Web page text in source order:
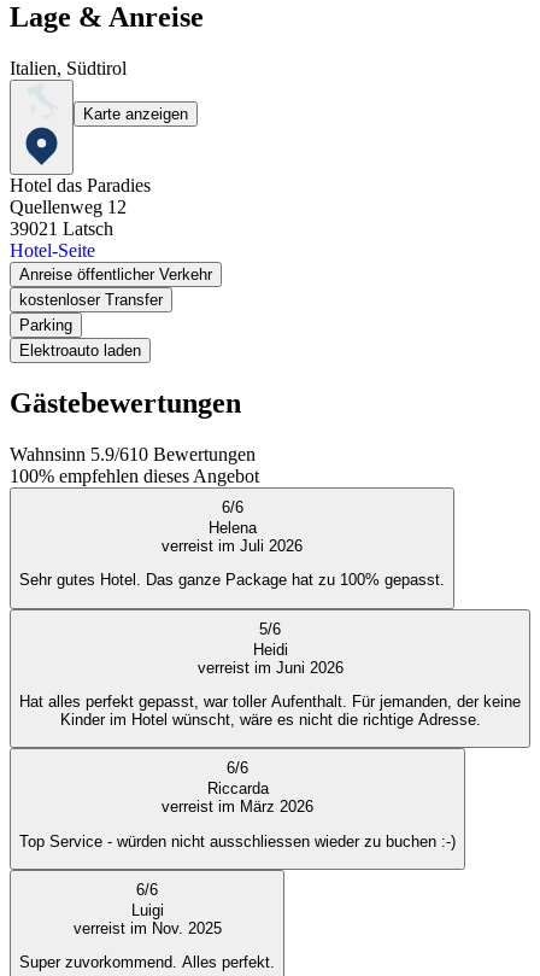
Lage & Anreise
Italien, Südtirol
Karte anzeigen
Hotel das Paradies
Quellenweg 12
39021 Latsch
Hotel-Seite
Anreise öffentlicher Verkehr
kostenloser Transfer
Parking
Elektroauto laden
Gästebewertungen
Wahnsinn 5.9/610 Bewertungen
100% empfehlen dieses Angebot
6/6
Helena
verreist im Juli 2026
Sehr gutes Hotel. Das ganze Package hat zu 100% gepasst.
5/6
Heidi
verreist im Juni 2026
Hat alles perfekt gepasst, war toller Aufenthalt. Für jemanden, der keine
Kinder im Hotel wünscht, wäre es nicht die richtige Adresse.
6/6
Riccarda
verreist im März 2026
Top Service - würden nicht ausschliessen wieder zu buchen :-)
6/6
Luigi
verreist im Nov. 2025
Super zuvorkommend. Alles perfekt.